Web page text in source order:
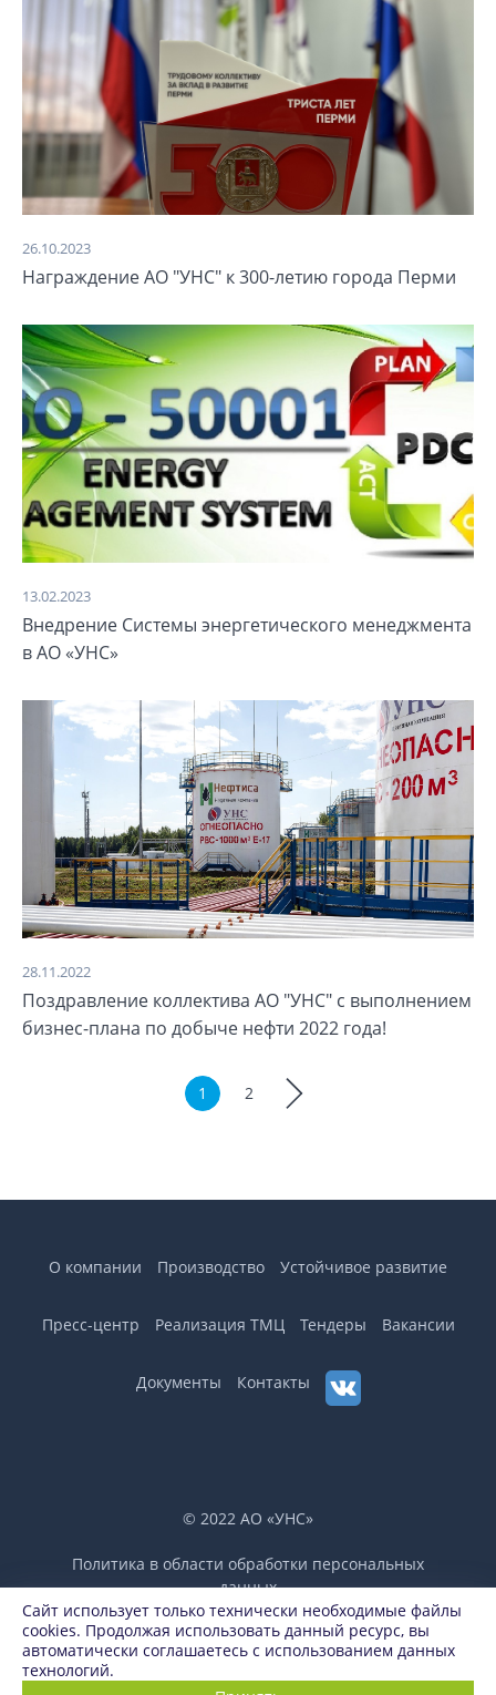
Сайт использует только технически необходимые файлы
cookies. Продолжая использовать данный ресурс, вы
автоматически соглашаетесь с использованием данных
технологий.
26.10.2023
Награждение АО "УНС" к 300-летию города Перми
13.02.2023
Внедрение Системы энергетического менеджмента
в АО «УНС»
28.11.2022
Поздравление коллектива АО "УНС" с выполнением
бизнес-плана по добыче нефти 2022 года!
1 2
О компании Производство Устойчивое развитие
Пресс-центр Реализация ТМЦ Тендеры Вакансии
Документы Контакты
© 2022 АО «УНС»
Политика в области обработки персональных
данных
Горячая линия по вопросам противодействия
коррупции
Разработано в Air Production